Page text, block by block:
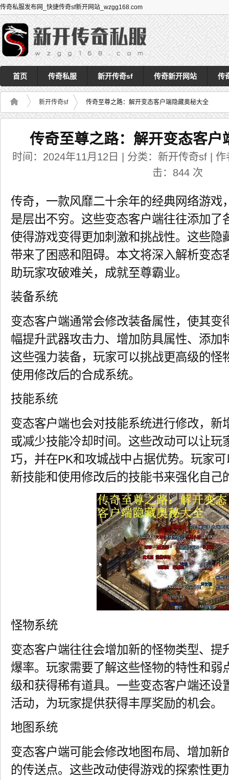
传奇私服发布网_快捷传奇sf新开网站_wzgg168.com
首页 传奇私服 新开传奇sf 传奇新开网站 传
新开传奇sf 传奇至尊之路：解开变态客户端隐藏奥秘大全
传奇至尊之路：解开变态客户
时间：2024年11月12日 | 分类：新开传奇sf |
击： 844 次
传奇，一款风靡二十余年的经典网络游戏
是层出不穷。这些变态客户端往往添加了
使得游戏变得更加刺激和挑战性。这些隐
带来了困惑和阻碍。本文将深入解析变态
助玩家攻破难关，成就至尊霸业。
装备系统
变态客户端通常会修改装备属性，使其变
幅提升武器攻击力、增加防具属性、添加
这些强力装备，玩家可以挑战更高级的怪
使用修改后的合成系统。
技能系统
变态客户端也会对技能系统进行修改，新
或减少技能冷却时间。这些改动可以让玩
巧，并在PK和攻城战中占据优势。玩家
新技能和使用修改后的技能书来强化自己
怪物系统
变态客户端往往会增加新的怪物类型、提
爆率。玩家需要了解这些怪物的特性和弱
级和获得稀有道具。一些变态客户端还设
活动，为玩家提供获得丰厚奖励的机会。
地图系统
变态客户端可能会修改地图布局、增加新
的传送点。这些改动使得游戏的探索性更